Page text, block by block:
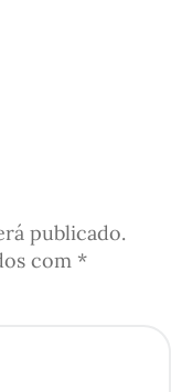
publicado.
com *